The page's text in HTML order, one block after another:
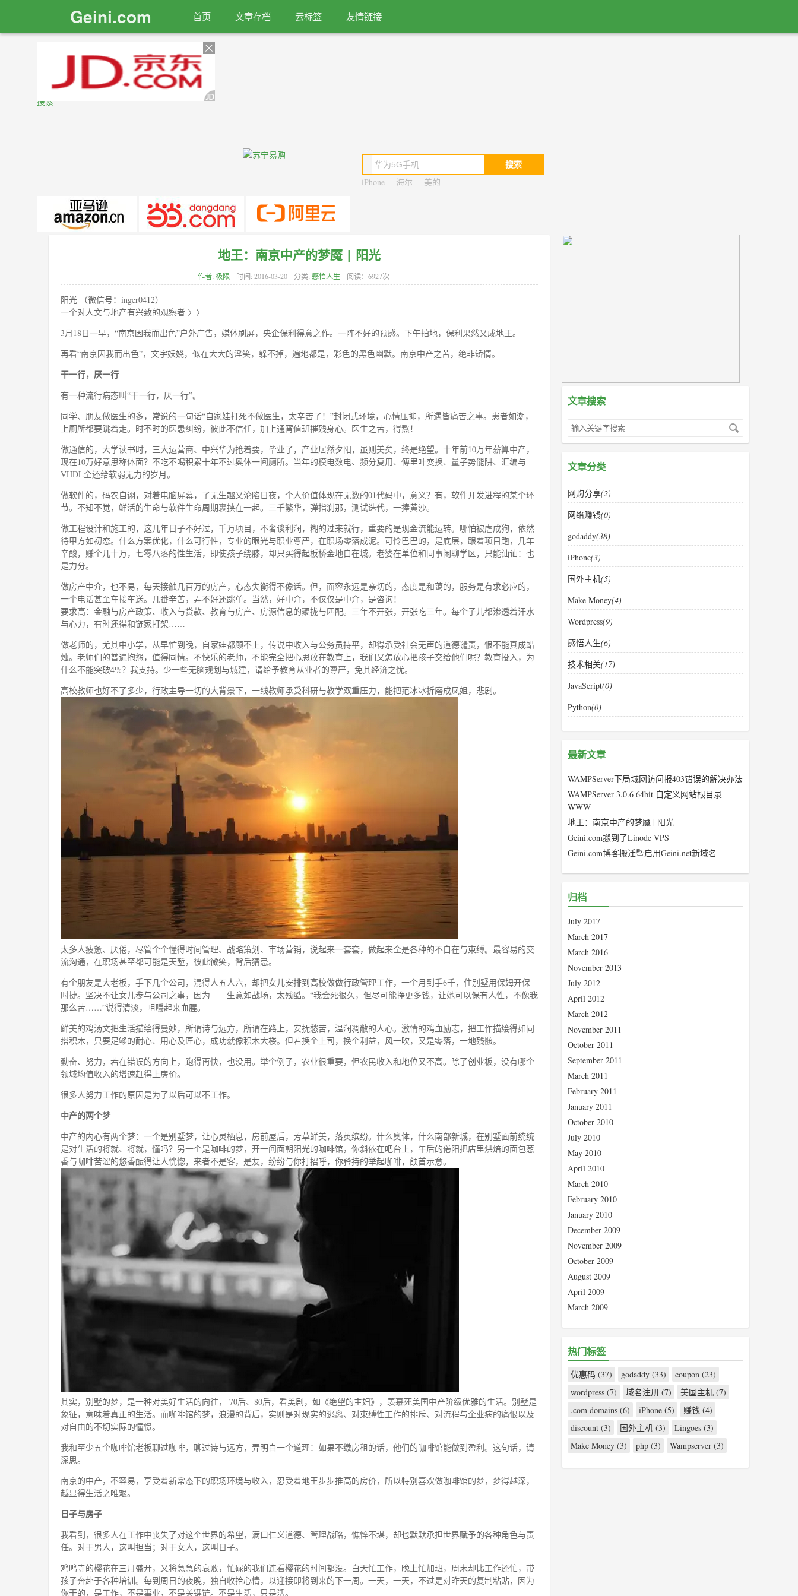
Geini.com 首页 文章存档 云标签 友情链接
搜索
搜索
iPhone 海尔 美的
地王：南京中产的梦魇 | 阳光
作者:极限 时间: 2016-03-20 分类: 感悟人生 阅读：6927次
阳光 （微信号：inger0412）
一个对人文与地产有兴致的观察者 〉〉
3月18日一早，“南京因我而出色”户外广告，媒体刷屏，央企保利得意之作。一阵不好的预感。下午拍地，保利果然又成地王。
再看“南京因我而出色”，文字妖娆，似在大大的淫笑，躲不掉，遍地都是，彩色的黑色幽默。南京中产之苦，绝非矫情。
干一行，厌一行
有一种流行病态叫“干一行，厌一行”。
同学、朋友做医生的多，常说的一句话“自家娃打死不做医生，太辛苦了！”封闭式环境，心情压抑，所遇皆痛苦之事。患者如潮，
上厕所都要跳着走。时不时的医患纠纷，彼此不信任，加上通宵值班摧残身心。医生之苦，得熬！
做通信的，大学读书时，三大运营商、中兴华为抢着要，毕业了，产业居然夕阳，虽则美矣，终是绝望。十年前10万年薪算中产，
现在10万好意思称体面？不吃不喝积累十年不过奥体一间厕所。当年的模电数电、频分复用、傅里叶变换、量子势能阱、汇编与
VHDL全还给软弱无力的岁月。
做软件的，码农自诩，对着电脑屏幕，了无生趣又沦陷日夜，个人价值体现在无数的01代码中，意义？有，软件开发进程的某个环
节。不知不觉，鲜活的生命与软件生命周期裹挟在一起。三千繁华，弹指刹那，测试迭代，一捧黄沙。
做工程设计和施工的，这几年日子不好过，千万项目，不奢谈利润，糊的过来就行，重要的是现金流能运转。哪怕被虐成狗，依然
待甲方如初恋。什么方案优化，什么可行性，专业的眼光与职业尊严，在职场零落成泥。可怜巴巴的，是底层，跟着项目跑，几年
辛酸，赚个几十万，七零八落的性生活，即使孩子绕膝，却只买得起板桥金地自在城。老婆在单位和同事闲聊学区，只能讪讪：也
是力分。
做房产中介，也不易，每天接触几百万的房产，心态失衡得不像话。但，面容永远是亲切的，态度是和蔼的，服务是有求必应的，
一个电话甚至车接车送。几番辛苦，弄不好还跳单。当然，好中介，不仅仅是中介，是咨询！
要求高：金融与房产政策、收入与贷款、教育与房产、房源信息的聚拢与匹配。三年不开张，开张吃三年。每个子儿都渗透着汗水
与心力，有时还得和链家打架……
做老师的，尤其中小学，从早忙到晚，自家娃都顾不上，传说中收入与公务员持平，却得承受社会无声的道德谴责，恨不能真成蜡
烛。老师们的普遍抱怨，值得同情。不快乐的老师，不能完全把心思放在教育上，我们又怎放心把孩子交给他们呢？教育投入，为
什么不能突破4%？我支持。少一些无脑规划与城建，请给予教育从业者的尊严，免其经济之忧。
高校教师也好不了多少，行政主导一切的大背景下，一线教师承受科研与教学双重压力，能把范冰冰折磨成凤姐，悲剧。
太多人疲惫、厌倦，尽管个个懂得时间管理、战略策划、市场营销，说起来一套套，做起来全是各种的不自在与束缚。最容易的交
流沟通，在职场甚至都可能是天堑，彼此微笑，背后猜忌。
有个朋友是大老板，手下几个公司，混得人五人六，却把女儿安排到高校做做行政管理工作，一个月到手6千，住别墅用保姆开保
时捷。坚决不让女儿参与公司之事，因为——生意如战场，太残酷。“我会死很久，但尽可能挣更多钱，让她可以保有人性，不像我
那么苦……”说得清淡，咀嚼起来血腥。
鲜美的鸡汤文把生活描绘得曼妙，所谓诗与远方，所谓在路上，安抚愁苦，温润凋敝的人心。激情的鸡血励志，把工作描绘得如同
搭积木，只要足够的耐心、用心及匠心，成功就像积木大楼。但若换个上司，换个利益，风一吹，又是零落，一地残骸。
勤奋、努力，若在错误的方向上，跑得再快，也没用。举个例子，农业很重要，但农民收入和地位又不高。除了创业板，没有哪个
领域均值收入的增速赶得上房价。
很多人努力工作的原因是为了以后可以不工作。
中产的两个梦
中产的内心有两个梦：一个是别墅梦，让心灵栖息，房前屋后，芳草鲜美，落英缤纷。什么奥体，什么南部新城，在别墅面前统统
是对生活的将就、将就，懂吗？另一个是咖啡的梦，开一间面朝阳光的咖啡馆，你斜依在吧台上，午后的倦阳把店里烘焙的面包葱
香与咖啡苦涩的悠香酝得让人恍惚，来者不是客，是友，纷纷与你打招呼，你矜持的举起咖啡，颌首示意。
其实，别墅的梦，是一种对美好生活的向往， 70后、80后，看美剧，如《绝望的主妇》，羡慕死美国中产阶级优雅的生活。别墅是
象征，意味着真正的生活。而咖啡馆的梦，浪漫的背后，实则是对现实的逃离、对束缚性工作的排斥、对流程与企业病的痛恨以及
对自由的不切实际的憧憬。
我和至少五个咖啡馆老板聊过咖啡，聊过诗与远方，弄明白一个道理：如果不缴房租的话，他们的咖啡馆能做到盈利。这句话，请
深思。
南京的中产，不容易，享受着新常态下的职场环境与收入，忍受着地王步步推高的房价，所以特别喜欢做咖啡馆的梦，梦得越深，
越显得生活之唯艰。
日子与房子
我看到，很多人在工作中丧失了对这个世界的希望，满口仁义道德、管理战略，憔悴不堪，却也默默承担世界赋予的各种角色与责
任。对于男人，这叫担当；对于女人，这叫日子。
鸡鸣寺的樱花在三月盛开，又将急急的衰败，忙碌的我们连看樱花的时间都没。白天忙工作，晚上忙加班，周末却比工作还忙，带
孩子奔赴于各种培训。每到周日的夜晚，独自收拾心情，以迎接即将到来的下一周。一天，一天，不过是对昨天的复制粘贴，因为
你干的，是工作，不是事业，不是关键链。不是生活，只是活。
文章搜索
文章分类
网购分享(2)
网络赚钱(0)
godaddy(38)
iPhone(3)
国外主机(5)
Make Money(4)
Wordpress(9)
感悟人生(6)
技术相关(17)
JavaScript(0)
Python(0)
最新文章
WAMPServer下局域网访问报403错误的解决办法
WAMPServer 3.0.6 64bit 自定义网站根目录
WWW
地王：南京中产的梦魇 | 阳光
Geini.com搬到了Linode VPS
Geini.com博客搬迁暨启用Geini.net新域名
归档
July 2017
March 2017
March 2016
November 2013
July 2012
April 2012
March 2012
November 2011
October 2011
September 2011
March 2011
February 2011
January 2011
October 2010
July 2010
May 2010
April 2010
March 2010
February 2010
January 2010
December 2009
November 2009
October 2009
August 2009
April 2009
March 2009
热门标签
优惠码 (37) godaddy (33)
coupon (23)
wordpress (7)
域名注册 (7)
美国主机 (7)
.com domains (6)
iPhone (5)
赚钱 (4)
discount (3)
国外主机 (3)
Lingoes (3)
Make Money (3)
php (3) Wampserver (3)